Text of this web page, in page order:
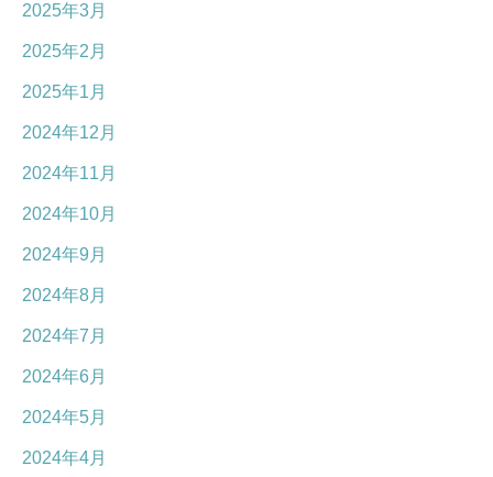
2025年3月
2025年2月
2025年1月
2024年12月
2024年11月
2024年10月
2024年9月
2024年8月
2024年7月
2024年6月
2024年5月
2024年4月